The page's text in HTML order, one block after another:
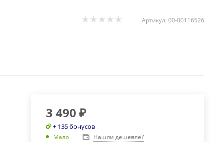
Артикул: 00-00116526
3 490 ₽
+ 135 бонусов
Мало Нашли дешевле?